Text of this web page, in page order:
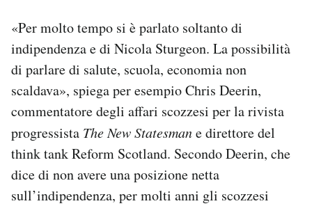
«Per molto tempo si è parlato soltanto di
indipendenza e di Nicola Sturgeon. La possibilità
di parlare di salute, scuola, economia non
scaldava», spiega per esempio Chris Deerin,
commentatore degli affari scozzesi per la rivista
progressista The New Statesmane direttore del
think tank Reform Scotland. Secondo Deerin, che
dice di non avere una posizione netta
sull’indipendenza, per molti anni gli scozzesi